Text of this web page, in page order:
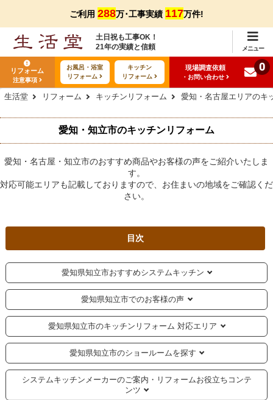
ご利用 288万･工事実績 117万件!
土日祝も工事OK！
21年の実績と信頼
メニュー
リフォーム
注意事項
お風呂・浴室
リフォーム
キッチン
リフォーム
現場調査依頼
・お問い合わせ
0
生活堂 リフォーム キッチンリフォーム 愛知・名古屋エリアのキ
愛知・知立市のキッチンリフォーム
愛知・名古屋・知立市のおすすめ商品やお客様の声をご紹介いたしま
す。
対応可能エリアも記載しておりますので、お住まいの地域をご確認くだ
さい。
目次
愛知県知立市おすすめシステムキッチン
愛知県知立市でのお客様の声
愛知県知立市のキッチンリフォーム 対応エリア
愛知県知立市のショールームを探す
システムキッチンメーカーのご案内・リフォームお役立ちコンテ
ンツ